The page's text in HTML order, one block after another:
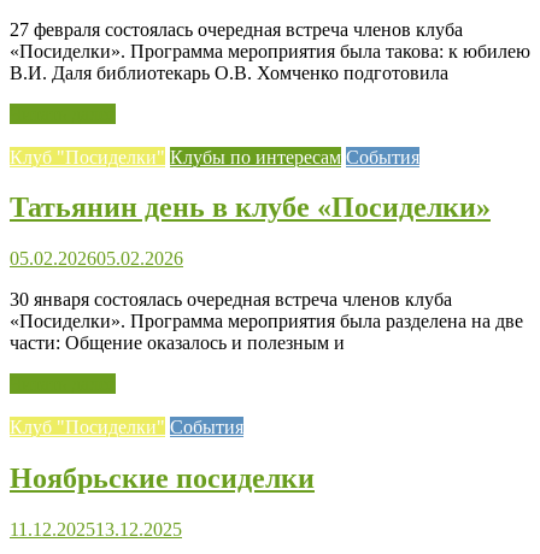
27 февраля состоялась очередная встреча членов клуба
«Посиделки». Программа мероприятия была такова: к юбилею
В.И. Даля библиотекарь О.В. Хомченко подготовила
Клуб "Посиделки" Клубы по интересам События
Татьянин день в клубе «Посиделки»
05.02.202605.02.2026
30 января состоялась очередная встреча членов клуба
«Посиделки». Программа мероприятия была разделена на две
части: Общение оказалось и полезным и
Клуб "Посиделки" События
Ноябрьские посиделки
11.12.202513.12.2025